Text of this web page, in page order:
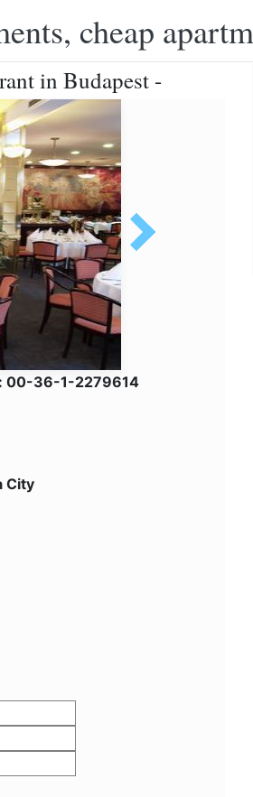
cheap
in Budapest -
00-36-1-2279614
City